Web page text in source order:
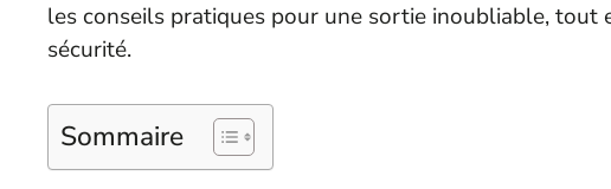
les conseils pratiques pour une sortie inoubliable, tout
sécurité.
Sommaire